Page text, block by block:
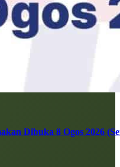
Dibuka 8 Ogos 2026